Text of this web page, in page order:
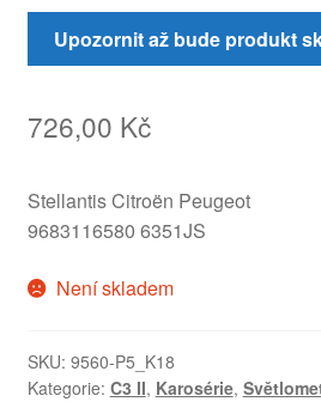
Upozornit až bude produkt
726,00 Kč
Stellantis Citroën Peugeot
9683116580 6351JS
Není skladem
SKU: 9560-P5_K18
Kategorie: C3 II, Karosérie,